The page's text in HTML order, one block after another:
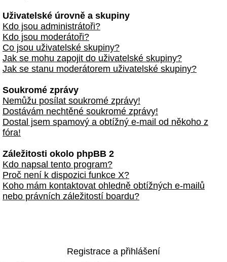
Uživatelské úrovně a skupiny
Kdo jsou administrátoři?
Kdo jsou moderátoři?
Co jsou uživatelské skupiny?
Jak se mohu zapojit do uživatelské skupiny?
Jak se stanu moderátorem uživatelské skupiny?
Soukromé zprávy
Nemůžu posílat soukromé zprávy!
Dostávám nechtěné soukromé zprávy!
Dostal jsem spamový a obtížný e-mail od někoho z
fóra!
Záležitosti okolo phpBB 2
Kdo napsal tento program?
Proč není k dispozici funkce X?
Koho mám kontaktovat ohledně obtížných e-mailů
nebo právních záležitostí boardu?
Registrace a přihlášení